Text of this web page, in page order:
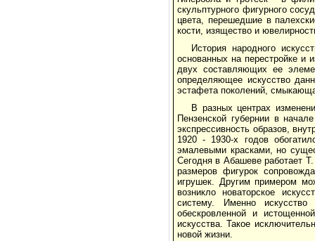
скульптурного фигурного
цвета, перешедшие в
кости, изящество и
История народного
основанных на перестройке и
двух составляющих ее
определяющее искусство
эстафета поколений,
В разных центрах
Пензенской губернии в
экспрессивность образов,
1920 - 1930-х годов
эмалевыми красками, но
Сегодня в Абашеве работает
размеров фигурок
игрушек. Другим примером
возникло новаторское
систему. Именно
обескровленной и
искусства. Такое
новой жизни.